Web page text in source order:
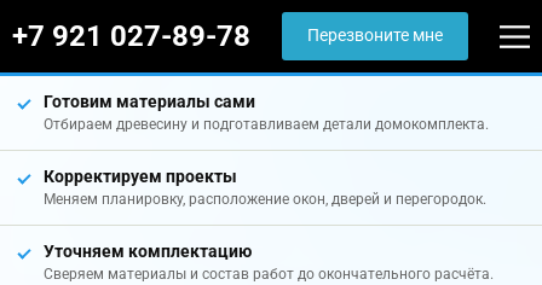
+7 921 027-89-78 Перезвоните мне
Готовим материалы сами
Отбираем древесину и подготавливаем детали домокомплекта.
Корректируем проекты
Меняем планировку, расположение окон, дверей и перегородок.
Уточняем комплектацию
Сверяем материалы и состав работ до окончательного расчёта.